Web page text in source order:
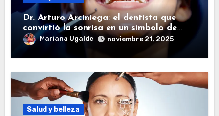
Dr. Arturo Arciniega: el dentista que
convirtió la sonrisa en un símbolo de
estiloMariana Ugalde noviembre 21, 2025
Salud y belleza